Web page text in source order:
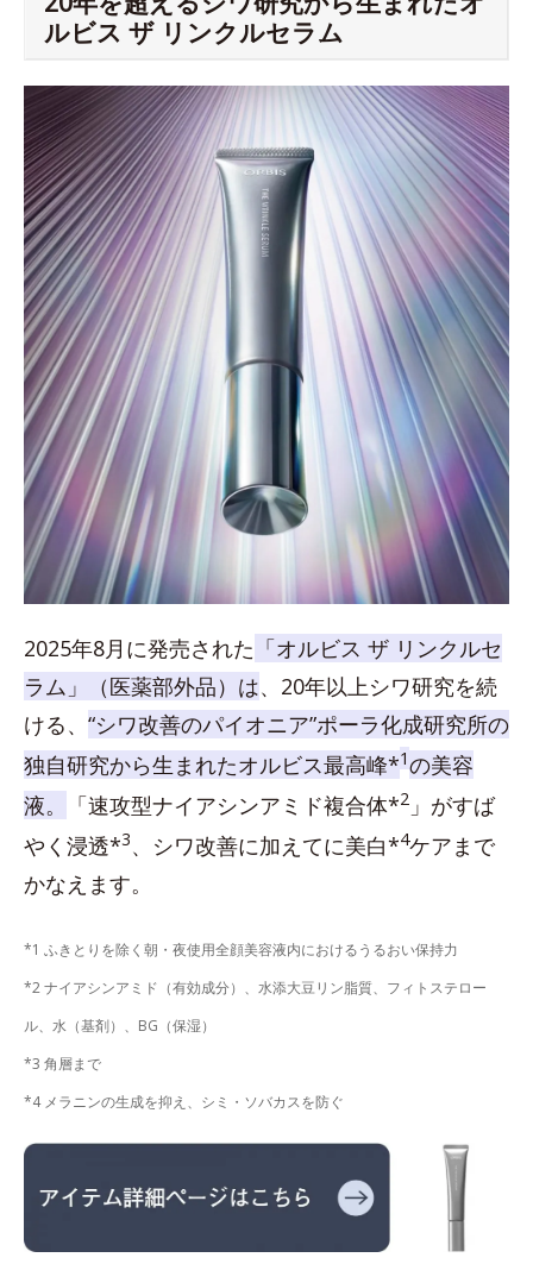
ルビス ザ リンクルセラム
2025年8月に発売された 「オルビス ザ リンクルセ
ラム」（医薬部外品）は、20年以上シワ研究を続
ける、 “シワ改善のパイオニア”ポーラ化成研究所の
独自研究から生まれたオルビス最高峰*1の美容
液。
「速攻型ナイアシンアミド複合体*2 」がすば
やく浸透*3、シワ改善に加えてに美白*4ケアまで
かなえます。
*1 ふきとりを除く朝・夜使用全顔美容液内におけるうるおい保持力
*2 ナイアシンアミド（有効成分）、水添大豆リン脂質、フィトステロー
ル、水（基剤）、BG（保湿）
*3 角層まで
*4 メラニンの生成を抑え、シミ・ソバカスを防ぐ